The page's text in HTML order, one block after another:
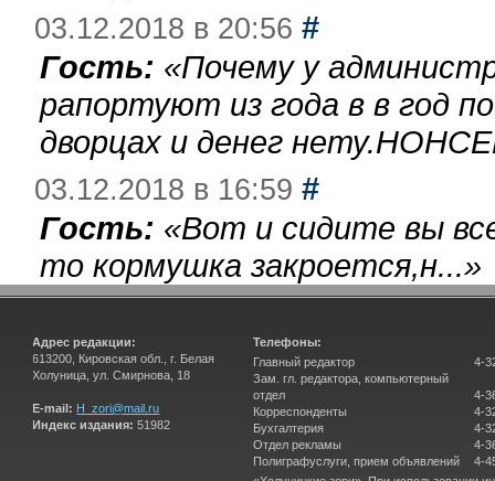
03.12.2018 в 20:56 #
Гость: «Почему у
рапортуют из года в в год
дворцах и денег
03.12.2018 в 16:59 #
Гость: «Вот и сидите вы
то кормушка закроется,н...»
Адрес редакции:
613200, Кировская обл., г. Белая
Холуница, ул. Смирнова, 18
E-mail: H_zori@mail.ru
Индекс издания: 51982
Телефоны:
Главный редактор
Зам. гл. редактора, компьютерный
отдел
Корреспонденты
Бухгалтерия
Отдел рекламы
Полиграфуслуги, прием объявлений
4-
4-
4-
4-
4-
4-